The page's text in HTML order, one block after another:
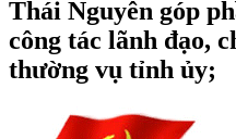
Thái Nguyên góp
công tác lãnh đạo,
thường vụ tỉnh ủy;